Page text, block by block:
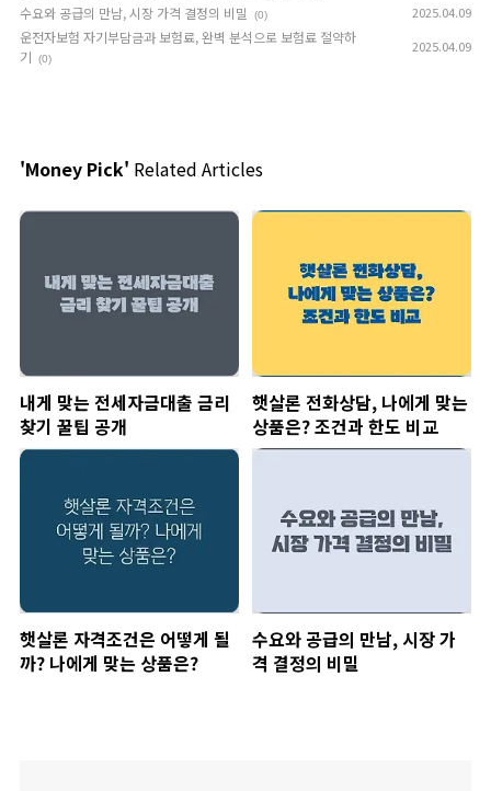
수요와 공급의 만남, 시장 가격 결정의 비밀 (0) 2025.04.09
운전자보험 자기부담금과 보험료, 완벽 분석으로 보험료 절약하
기
(0)
2025.04.09
'Money Pick' Related Articles
내게 맞는 전세자금대출 금리
찾기 꿀팁 공개
햇살론 전화상담, 나에게 맞는
상품은? 조건과 한도 비교
햇살론 자격조건은 어떻게 될
까? 나에게 맞는 상품은?
수요와 공급의 만남, 시장 가
격 결정의 비밀